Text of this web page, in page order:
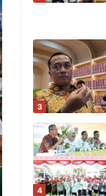
3
4